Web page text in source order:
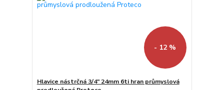
- 12 %
Hlavice nástrčná 3/4" 24mm 6ti hran průmyslová